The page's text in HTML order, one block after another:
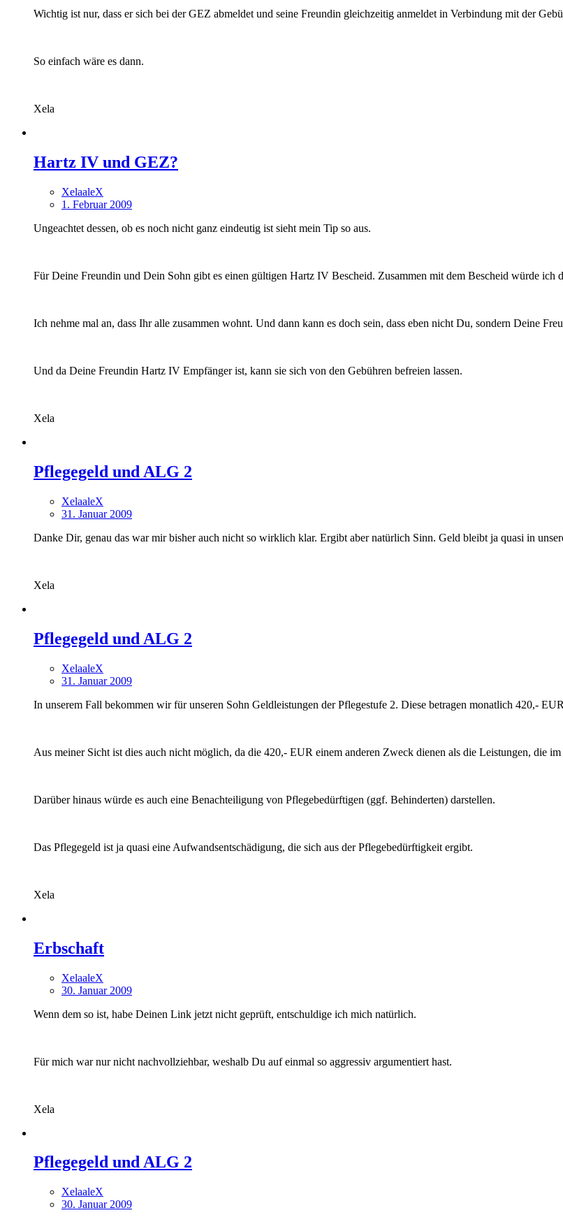
Wichtig ist nur, dass er sich bei der GEZ abmeldet und seine Freundin gleichzeitig anmeldet in Verbindung mit der
So einfach wäre es dann.
Xela
Hartz IV und GEZ?
XelaaleX
1. Februar 2009
Ungeachtet dessen, ob es noch nicht ganz eindeutig ist sieht mein Tip so aus.
Für Deine Freundin und Dein Sohn gibt es einen gültigen Hartz IV Bescheid. Zusammen mit dem Bescheid würde ich
Ich nehme mal an, dass Ihr alle zusammen wohnt. Und dann kann es doch sein, dass eben nicht Du, sondern Deine
Und da Deine Freundin Hartz IV Empfänger ist, kann sie sich von den Gebühren befreien lassen.
Xela
Pflegegeld und ALG 2
XelaaleX
31. Januar 2009
Danke Dir, genau das war mir bisher auch nicht so wirklich klar. Ergibt aber natürlich Sinn. Geld bleibt ja quasi in
Xela
Pflegegeld und ALG 2
XelaaleX
31. Januar 2009
In unserem Fall bekommen wir für unseren Sohn Geldleistungen der Pflegestufe 2. Diese betragen monatlich 420,-
Aus meiner Sicht ist dies auch nicht möglich, da die 420,- EUR einem anderen Zweck dienen als die Leistungen, die
Darüber hinaus würde es auch eine Benachteiligung von Pflegebedürftigen (ggf. Behinderten) darstellen.
Das Pflegegeld ist ja quasi eine Aufwandsentschädigung, die sich aus der Pflegebedürftigkeit ergibt.
Xela
Erbschaft
XelaaleX
30. Januar 2009
Wenn dem so ist, habe Deinen Link jetzt nicht geprüft, entschuldige ich mich natürlich.
Für mich war nur nicht nachvollziehbar, weshalb Du auf einmal so aggressiv argumentiert hast.
Xela
Pflegegeld und ALG 2
XelaaleX
30. Januar 2009